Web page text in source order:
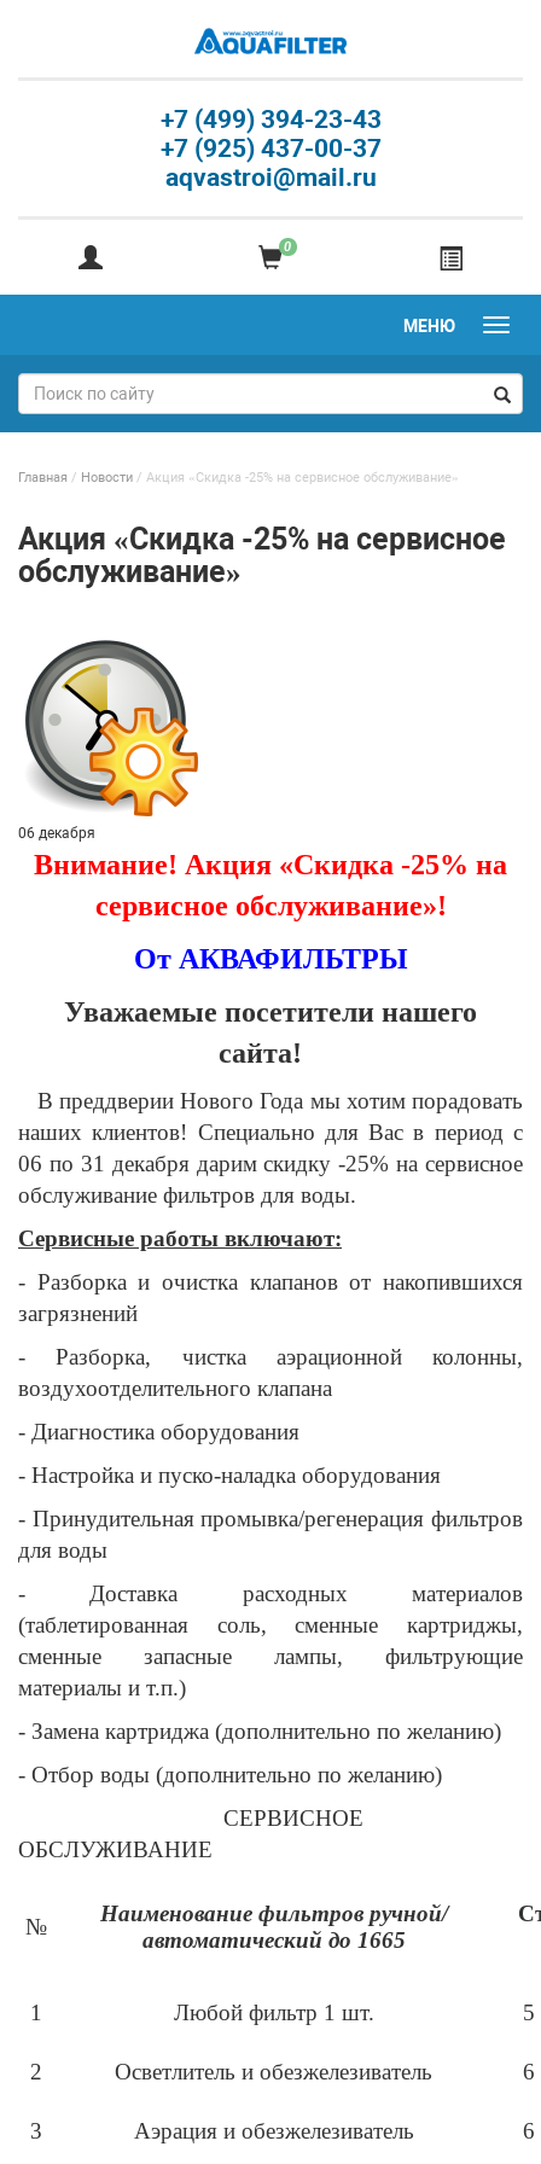
+7 (499) 394-23-43
+7 (925) 437-00-37
aqvastroi@mail.ru
0
МЕНЮ
Главная / Новости / Акция «Скидка -25% на сервисное обслуживание»
Акция «Скидка -25% на сервисное
обслуживание»
06 декабря
Внимание! Акция «Скидка -25% на
сервисное обслуживание»!
От АКВАФИЛЬТРЫ
Уважаемые посетители нашего
сайта!
В преддверии Нового Года мы хотим порадовать
наших клиентов! Специально для Вас в период с
06 по 31 декабря дарим скидку -25% на сервисное
обслуживание фильтров для воды.
Сервисные работы включают:
- Разборка и очистка клапанов от накопившихся
загрязнений
- Разборка, чистка аэрационной колонны,
воздухоотделительного клапана
- Диагностика оборудования
- Настройка и пуско-наладка оборудования
- Принудительная промывка/регенерация фильтров
для воды
- Доставка расходных материалов
(таблетированная соль, сменные картриджы,
сменные запасные лампы, фильтрующие
материалы и т.п.)
- Замена картриджа (дополнительно по желанию)
- Отбор воды (дополнительно по желанию)
СЕРВИСНОЕ
ОБСЛУЖИВАНИЕ
№
Наименование фильтров ручной/
автоматический до 1665
1 Любой фильтр 1 шт. 5
2 Осветлитель и обезжелезиватель 6
3 Аэрация и обезжелезиватель 6